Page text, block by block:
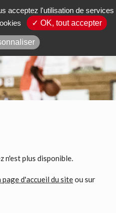
Actus
Comté
n'est plus disponible.
page d'accueil du siteou sur
acceptez l'utilisation de services
✓ OK, tout accepter